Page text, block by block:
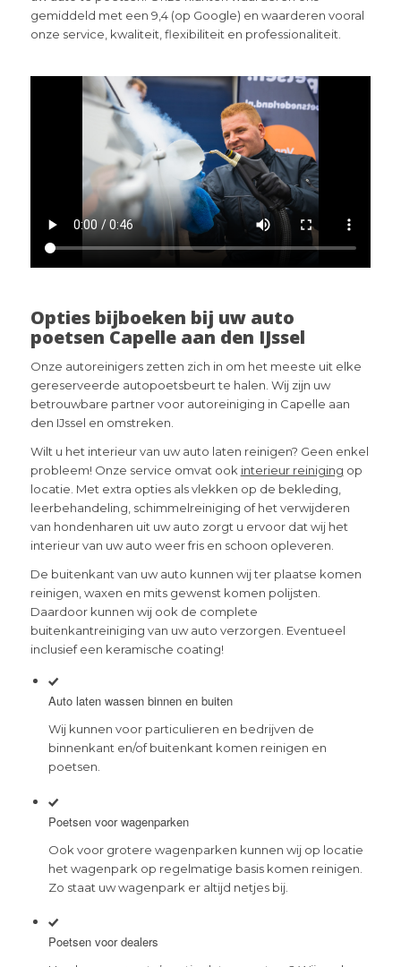
gemiddeld met een 9,4 (op Google) en waarderen vooral
onze service, kwaliteit, flexibiliteit en professionaliteit.
Opties bijboeken bij uw auto
poetsen Capelle aan den IJssel
Onze autoreinigers zetten zich in om het meeste uit elke
gereserveerde autopoetsbeurt te halen. Wij zijn uw
betrouwbare partner voor autoreiniging in Capelle aan
den IJssel en omstreken.
Wilt u het interieur van uw auto laten reinigen? Geen enkel
probleem! Onze service omvat ook interieur reiniging op
locatie. Met extra opties als vlekken op de bekleding,
leerbehandeling, schimmelreiniging of het verwijderen
van hondenharen uit uw auto zorgt u ervoor dat wij het
interieur van uw auto weer fris en schoon opleveren.
De buitenkant van uw auto kunnen wij ter plaatse komen
reinigen, waxen en mits gewenst komen polijsten.
Daardoor kunnen wij ook de complete
buitenkantreiniging van uw auto verzorgen. Eventueel
inclusief een keramische coating!
Auto laten wassen binnen en buiten
Wij kunnen voor particulieren en bedrijven de
binnenkant en/of buitenkant komen reinigen en
poetsen.
Poetsen voor wagenparken
Ook voor grotere wagenparken kunnen wij op locatie
het wagenpark op regelmatige basis komen reinigen.
Zo staat uw wagenpark er altijd netjes bij.
Poetsen voor dealers